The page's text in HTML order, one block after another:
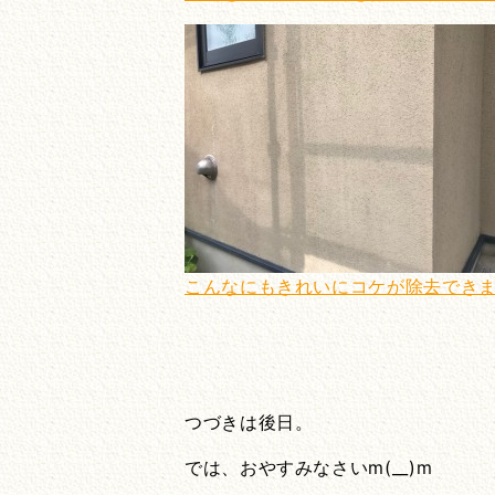
こんなにもきれいにコケが除去でき
つづきは後日。
では、おやすみなさいm(__)m